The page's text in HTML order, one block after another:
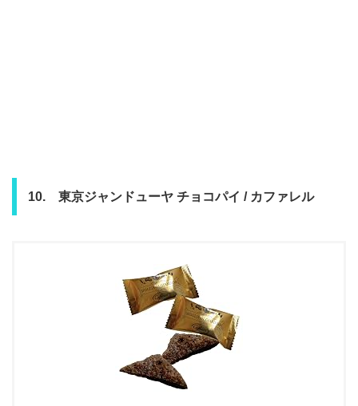
10. 東京ジャンドューヤ チョコパイ / カファレル